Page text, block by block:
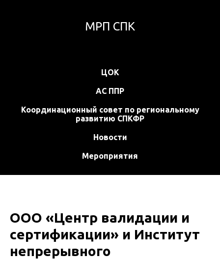
МРП СПК
ЦОК
АС ППР
Координационный совет по региональному
развитию СПКФР
Новости
Мероприятия
ООО «Центр валидации и
сертификации» и Институт
непрерывного